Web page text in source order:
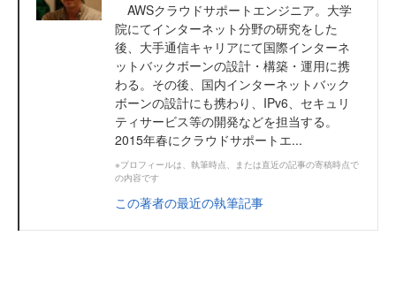
AWSクラウドサポートエンジニア。大学
院にてインターネット分野の研究をした
後、大手通信キャリアにて国際インターネ
ットバックボーンの設計・構築・運用に携
わる。その後、国内インターネットバック
ボーンの設計にも携わり、IPv6、セキュリ
ティサービス等の開発などを担当する。
2015年春にクラウドサポートエ...
※プロフィールは、執筆時点、または直近の記事の寄稿時点で
の内容です
この著者の最近の執筆記事